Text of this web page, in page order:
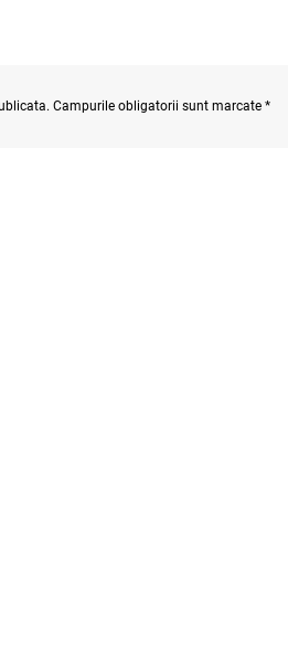
Campurile obligatorii sunt marcate *